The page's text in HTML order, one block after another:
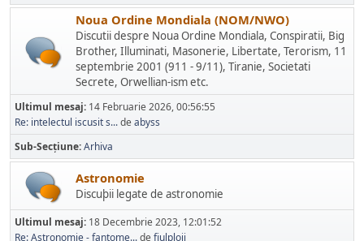
Noua Ordine Mondiala (NOM/NWO)
Discutii despre Noua Ordine Mondiala, Conspiratii, Big
Brother, Illuminati, Masonerie, Libertate, Terorism, 11
septembrie 2001 (911 - 9/11), Tiranie, Societati
Secrete, Orwellian-ism etc.
Ultimul mesaj: 14 Februarie 2026, 00:56:55
Re: intelectul iscusit s...de abyss
Sub-Secțiune Arhiva
Astronomie
Discuþii legate de astronomie
Ultimul mesaj: 18 Decembrie 2023, 12:01:52
Re: Astronomie - fantome...de fiulploii